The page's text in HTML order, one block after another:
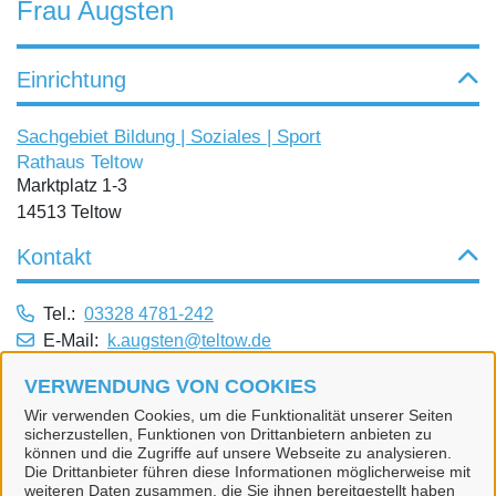
VERWENDUNG VON COOKIES
Wir verwenden Cookies, um die Funktionalität unserer Seiten
sicherzustellen, Funktionen von Drittanbietern anbieten zu
können und die Zugriffe auf unsere Webseite zu analysieren.
Die Drittanbieter führen diese Informationen möglicherweise mit
weiteren Daten zusammen, die Sie ihnen bereitgestellt haben
Frau Augsten
Einrichtung
Sachgebiet Bildung | Soziales | Sport
Rathaus Teltow
Marktplatz 1-3
14513 Teltow
Kontakt
Tel.: 03328 4781-242
E-Mail:
k.augsten@teltow.de
Dienstleistungen
Alle zugeordneten Einrichtungen